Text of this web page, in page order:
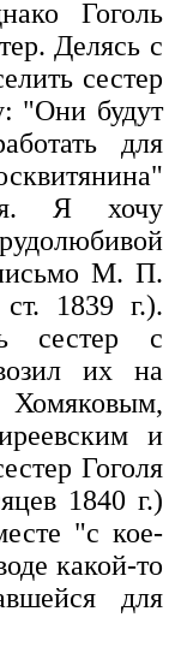
Гоголь
Делясь с
сестер
"Они будут
для
Я хочу
М. П.
1839 г.).
сестер с
их на
и
Гоголя
1840 г.)
"с кое-
какой-то
для